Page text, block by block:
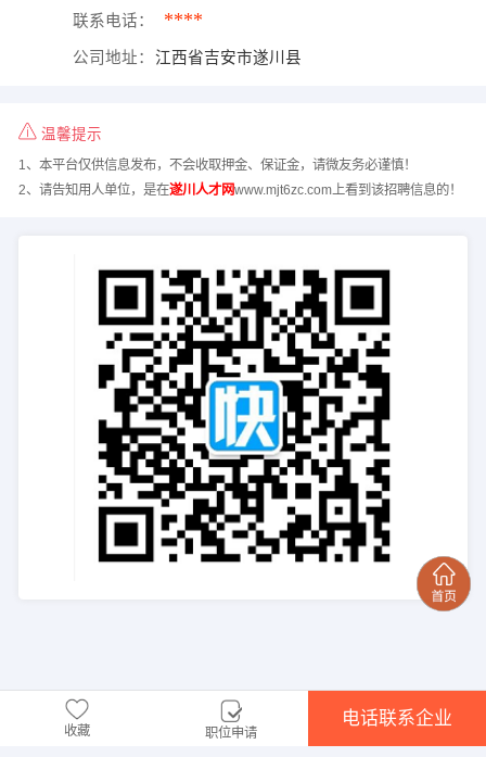
联系电话： ****
公司地址： 江西省吉安市遂川县
温馨提示
1、本平台仅供信息发布，不会收取押金、保证金，请微友务必谨慎！
2、请告知用人单位，是在遂川人才网www.mjt6zc.com上看到该招聘信息的！
收藏 职位申请
电话联系企业